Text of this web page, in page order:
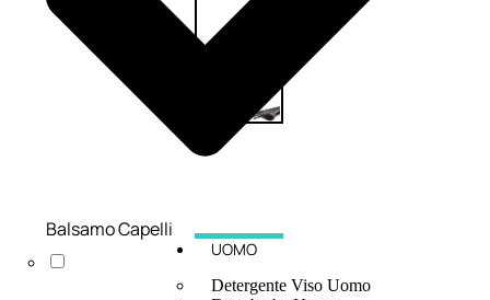
UOMO
Detergente Viso Uomo
Balsamo Capelli